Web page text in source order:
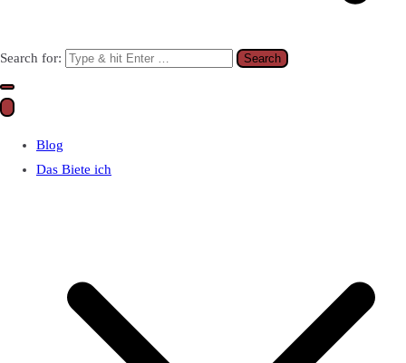
Search for:
Blog
Das Biete ich